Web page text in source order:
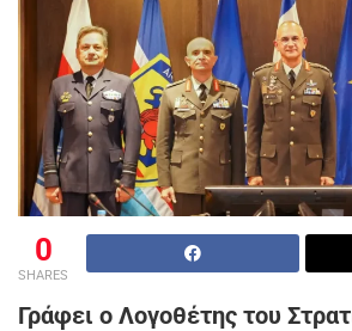
0
SHARES
Γράφει ο Λογοθέτης του